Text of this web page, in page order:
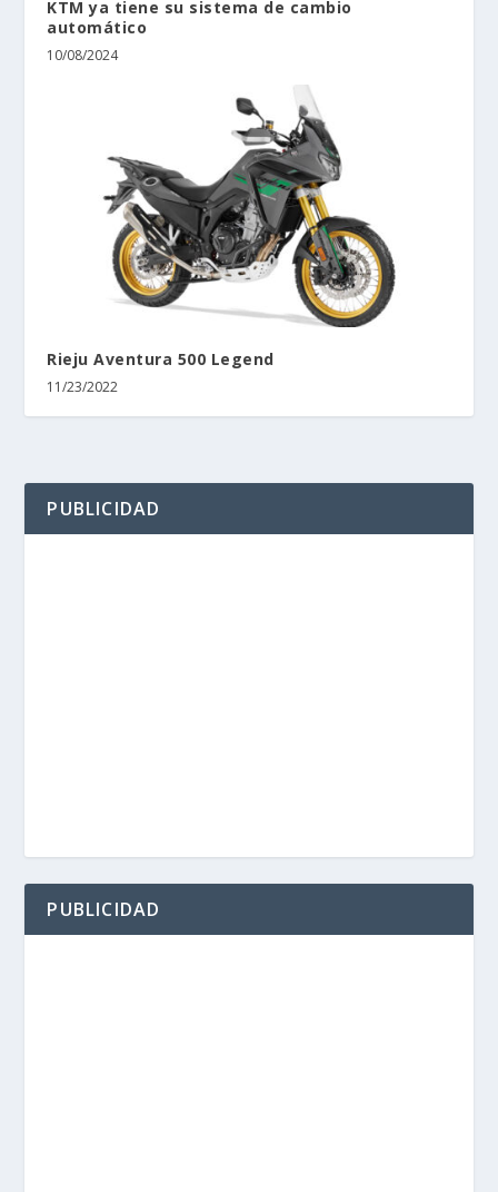
KTM ya tiene su sistema de cambio
automático
10/08/2024
Rieju Aventura 500 Legend
11/23/2022
PUBLICIDAD
PUBLICIDAD